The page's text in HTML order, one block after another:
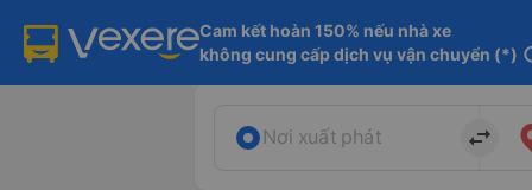
Cam kết hoàn 150% nếu nhà xe
không cung cấp dịch vụ vận chuyển (*)
Nơi xuất phát import_export